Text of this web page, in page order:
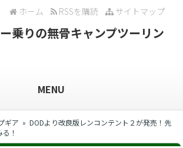
サイトマップ
RSSを購読
ホーム
乗りの無骨キャンプツーリン
MENU
ギア » DODより改良版レンコンテント２が発売！先
！